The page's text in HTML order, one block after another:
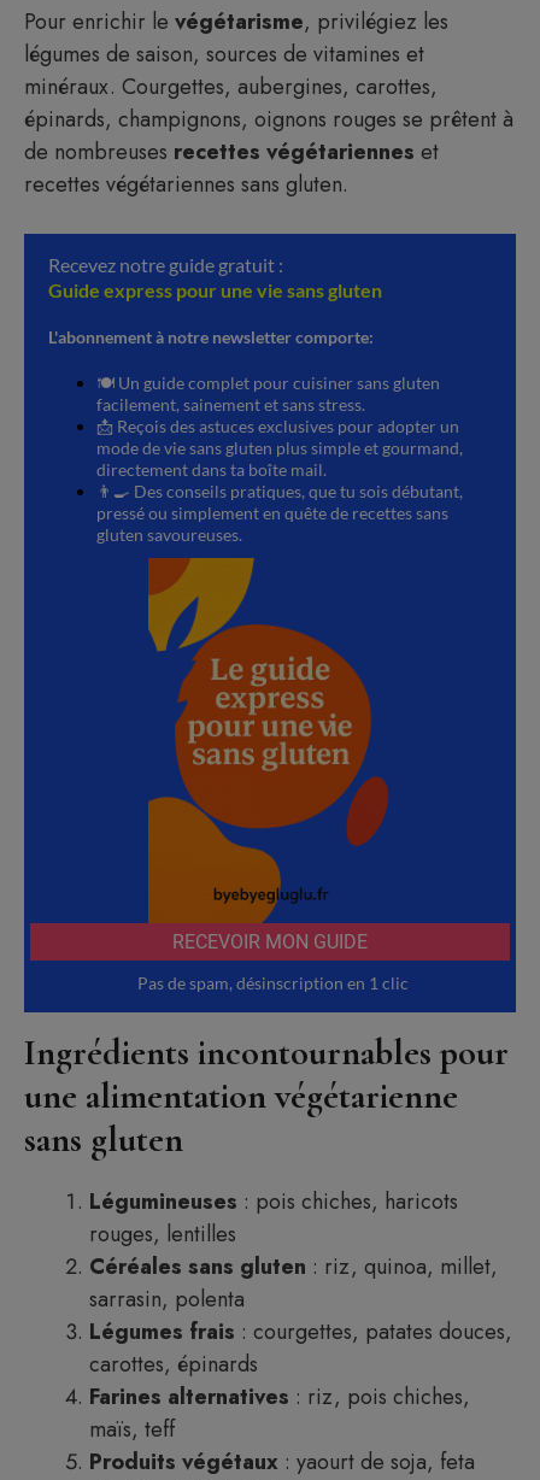
Pour enrichir le végétarisme, privilégiez les
légumes de saison, sources de vitamines et
minéraux. Courgettes, aubergines, carottes,
épinards, champignons, oignons rouges se prêtent à
de nombreuses recettes végétariennes et
recettes végétariennes sans gluten.
Ingrédients incontournables pour
une alimentation végétarienne
sans gluten
Légumineuses : pois chiches, haricots
rouges, lentilles
Céréales sans gluten : riz, quinoa, millet,
sarrasin, polenta
Légumes frais : courgettes, patates douces,
carottes, épinards
Farines alternatives : riz, pois chiches,
maïs, teff
Produits végétaux : yaourt de soja, feta